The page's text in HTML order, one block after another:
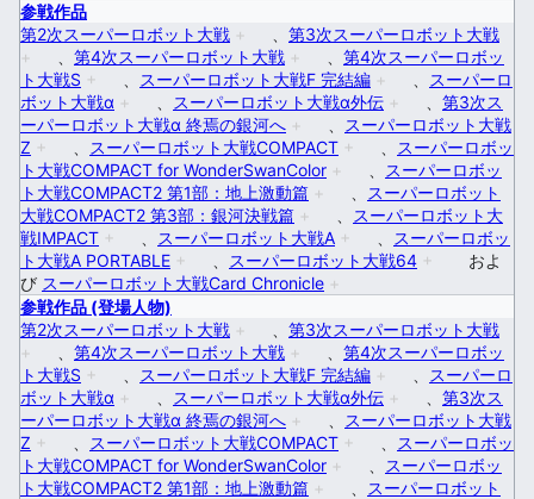
参戦作品
第2次スーパーロボット大戦 +
第3次スーパーロボット大戦
+
第4次スーパーロボット大戦 +
第4次スーパーロボッ
ト大戦S + スーパーロボット大戦F 完結編 +
スーパーロ
ボット大戦α + スーパーロボット大戦α外伝 +
第3次ス
ーパーロボット大戦α 終焉の銀河へ +
スーパーロボット大戦
Z + スーパーロボット大戦COMPACT +
スーパーロボッ
ト大戦COMPACT for WonderSwanColor +
スーパーロボッ
ト大戦COMPACT2 第1部：地上激動篇 +
スーパーロボット
大戦COMPACT2 第3部：銀河決戦篇 +
スーパーロボット大
戦IMPACT + スーパーロボット大戦A +
スーパーロボッ
ト大戦A PORTABLE + スーパーロボット大戦64 +
およ
び スーパーロボット大戦Card Chronicle +
参戦作品 (登場人物)
第2次スーパーロボット大戦 +
第3次スーパーロボット大戦
+
第4次スーパーロボット大戦 +
第4次スーパーロボッ
ト大戦S + スーパーロボット大戦F 完結編 +
スーパーロ
ボット大戦α + スーパーロボット大戦α外伝 +
第3次ス
ーパーロボット大戦α 終焉の銀河へ +
スーパーロボット大戦
Z + スーパーロボット大戦COMPACT +
スーパーロボッ
ト大戦COMPACT for WonderSwanColor +
スーパーロボッ
ト大戦COMPACT2 第1部：地上激動篇 +
スーパーロボット